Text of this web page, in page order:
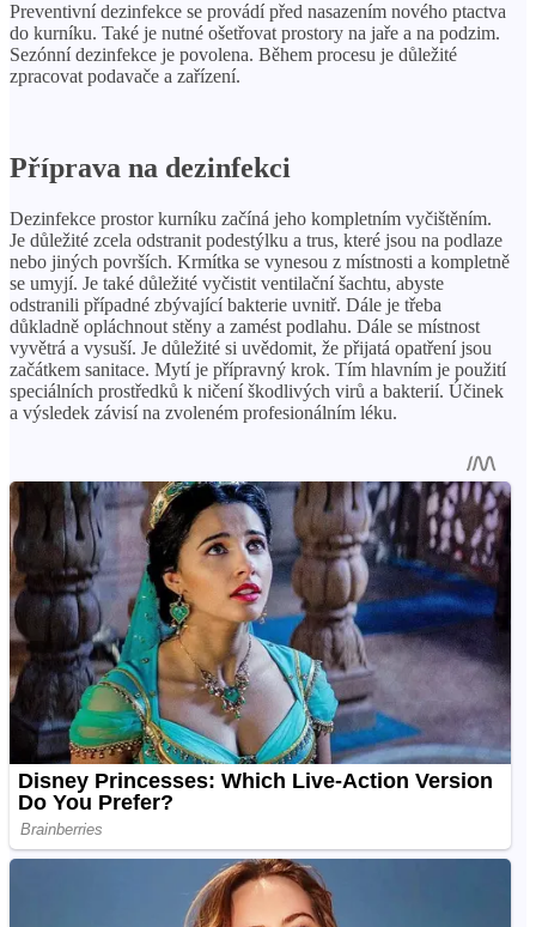
Preventivní dezinfekce se provádí před nasazením nového ptactva
do kurníku. Také je nutné ošetřovat prostory na jaře a na podzim.
Sezónní dezinfekce je povolena. Během procesu je důležité
zpracovat podavače a zařízení.
Příprava na dezinfekci
Dezinfekce prostor kurníku začíná jeho kompletním vyčištěním.
Je důležité zcela odstranit podestýlku a trus, které jsou na podlaze
nebo jiných površích. Krmítka se vynesou z místnosti a kompletně
se umyjí. Je také důležité vyčistit ventilační šachtu, abyste
odstranili případné zbývající bakterie uvnitř. Dále je třeba
důkladně opláchnout stěny a zamést podlahu. Dále se místnost
vyvětrá a vysuší. Je důležité si uvědomit, že přijatá opatření jsou
začátkem sanitace. Mytí je přípravný krok. Tím hlavním je použití
speciálních prostředků k ničení škodlivých virů a bakterií. Účinek
a výsledek závisí na zvoleném profesionálním léku.